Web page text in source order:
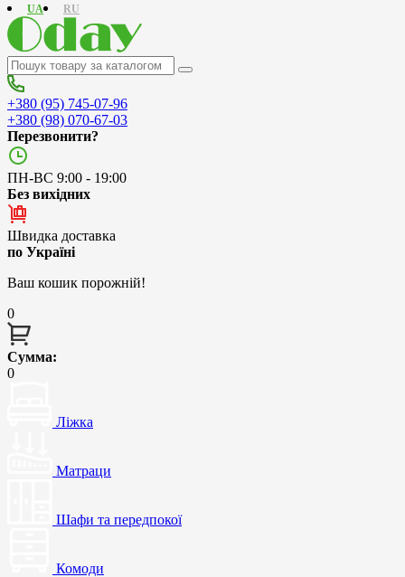
RU
UA
+380 (95) 745-07-96
+380 (98) 070-67-03
Перезвонити?
ПН-ВС 9:00 - 19:00
Без вихідних
Швидка доставка
по Україні
Ваш кошик порожній!
0
Сумма:
0
Ліжка
Матраци
Шафи та передпокої
Комоди